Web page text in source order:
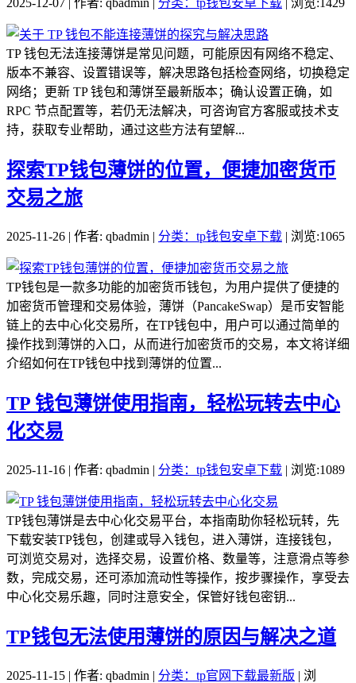
2025-12-07 | 作者: qbadmin | 分类：tp钱包安卓下载 | 浏览:1429
TP 钱包无法连接薄饼是常见问题，可能原因有网络不稳定、
版本不兼容、设置错误等，解决思路包括检查网络，切换稳定
网络；更新 TP 钱包和薄饼至最新版本；确认设置正确，如
RPC 节点配置等，若仍无法解决，可咨询官方客服或技术支
持，获取专业帮助，通过这些方法有望解...
探索TP钱包薄饼的位置，便捷加密货币
交易之旅
2025-11-26 | 作者: qbadmin | 分类：tp钱包安卓下载 | 浏览:1065
TP钱包是一款多功能的加密货币钱包，为用户提供了便捷的
加密货币管理和交易体验，薄饼（PancakeSwap）是币安智能
链上的去中心化交易所，在TP钱包中，用户可以通过简单的
操作找到薄饼的入口，从而进行加密货币的交易，本文将详细
介绍如何在TP钱包中找到薄饼的位置...
TP 钱包薄饼使用指南，轻松玩转去中心
化交易
2025-11-16 | 作者: qbadmin | 分类：tp钱包安卓下载 | 浏览:1089
TP钱包薄饼是去中心化交易平台，本指南助你轻松玩转，先
下载安装TP钱包，创建或导入钱包，进入薄饼，连接钱包，
可浏览交易对，选择交易，设置价格、数量等，注意滑点等参
数，完成交易，还可添加流动性等操作，按步骤操作，享受去
中心化交易乐趣，同时注意安全，保管好钱包密钥...
TP钱包无法使用薄饼的原因与解决之道
2025-11-15 | 作者: qbadmin | 分类：tp官网下载最新版 | 浏